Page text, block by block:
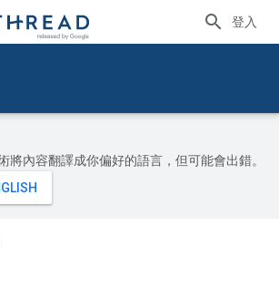
登入
將內容翻譯成你偏好的語言，但可能會出錯。